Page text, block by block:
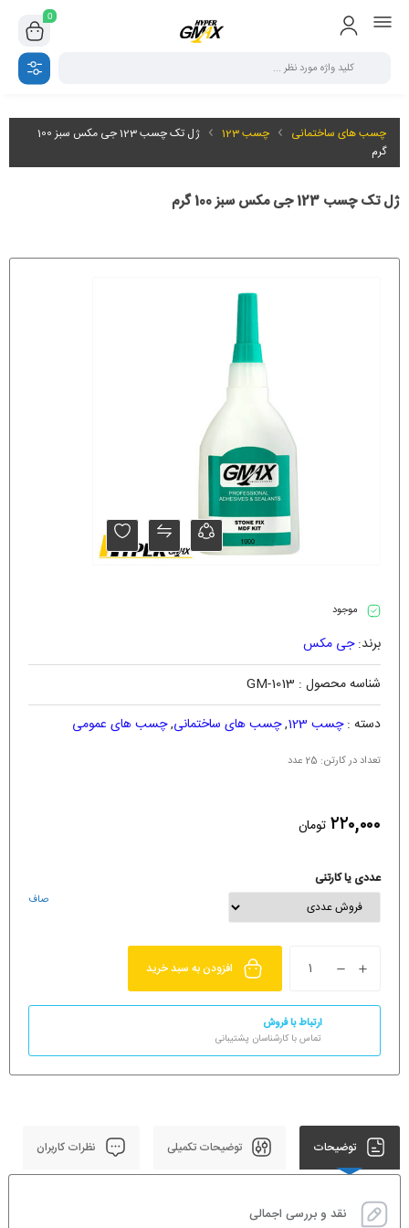
0
چسب های ساختمانی چسب 123
ژل تک چسب 123 جی مکس سبز 100
گرم
ژل تک چسب 123 جی مکس سبز 100 گرم
موجود
برند:جی مکس
شناسه محصول : GM-1013
دسته :چسب 123 ,چسب های ساختمانی,چسب های عمومی
تعداد در کارتن: 25 عدد
۲۲۰,۰۰۰ تومان
عددی یا کارتنی
صاف
افزودن به سبد خرید
ارتباط با فروش
تماس با کارشناسان پشتیبانی
توضیحات توضیحات تکمیلی نظرات کاربران
نقد و بررسی اجمالی